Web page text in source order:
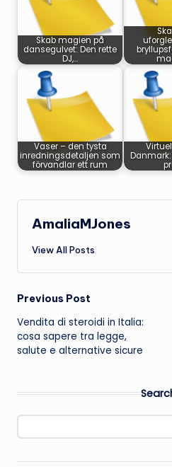
Skab magien på
dansegulvet: Den rette
DJ,…
Vaser – den tysta
inredningsdetaljen som
förvandlar ett rum
AmaliaMJones
View All Posts
Post
navigation
Previous Post
Vendita di steroidi in Italia:
cosa sapere tra legge,
salute e alternative sicure